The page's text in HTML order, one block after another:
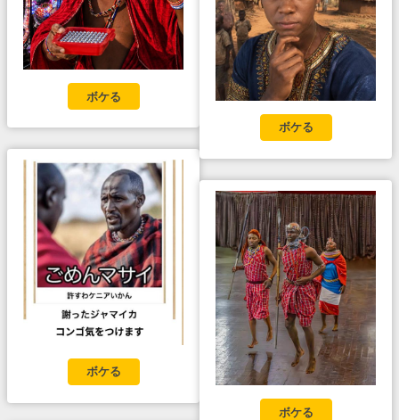
ボケる
ボケる
ボケる
ボケる